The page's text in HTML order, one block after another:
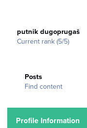
putnik dugoprugaš
Current rank (5/5)
Posts
Find content
Profile Information